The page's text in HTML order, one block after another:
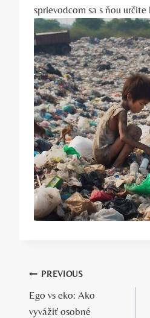
sprievodcom sa s ňou
Navigácia
v
PREVIOUS
Ego vs eko: Ako
vyvážiť osobné